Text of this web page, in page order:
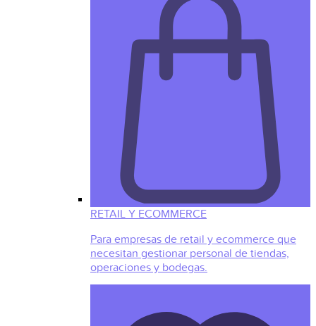
RETAIL Y ECOMMERCE
Para empresas de retail y ecommerce que
necesitan gestionar personal de tiendas,
operaciones y bodegas.